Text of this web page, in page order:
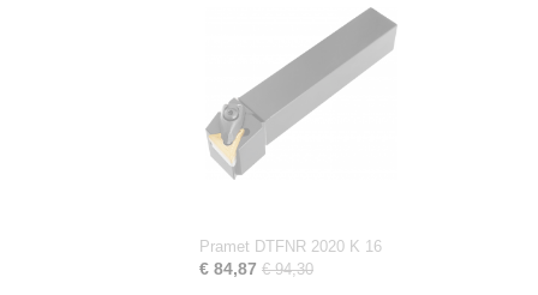
Pramet DTFNR 2020 K 16
€ 84,87 € 94,30